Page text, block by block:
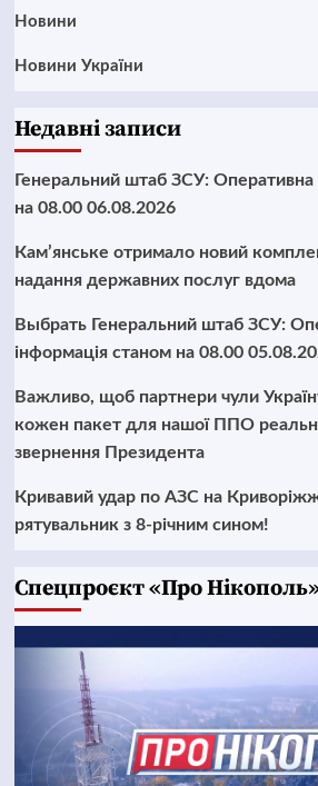
Новини
Новини України
Недавні записи
Генеральний штаб ЗСУ: Оперативна
на 08.00 06.08.2026
Кам’янське отримало новий
надання державних послуг вдома
Выбрать Генеральний штаб ЗСУ:
інформація станом на 08.00
Важливо, щоб партнери чули
кожен пакет для нашої ППО
звернення Президента
Кривавий удар по АЗС на
рятувальник з 8-річним сином!
Cпецпроєкт «Про